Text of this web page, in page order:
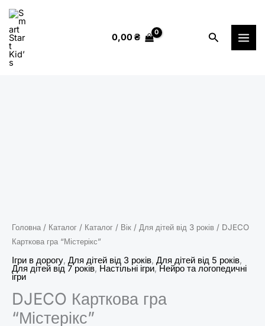
Перейти
вмісту
0,00₴ Пошук
Головна / Каталог / Каталог / Вік / Для дітей від 3 років / DJECO
Карткова гра “Містерікс”
Ігри в дорогу, Для дітей від 3 років, Для дітей від 5 років,
Для дітей від 7 років, Настільні ігри, Нейро та логопедичні
ігри
DJECO Карткова гра
“Містерікс”